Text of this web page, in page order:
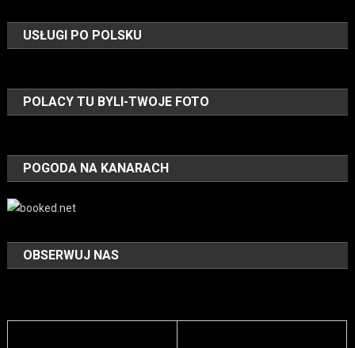
USŁUGI PO POLSKU
POLACY TU BYLI-TWOJE FOTO
POGODA NA KANARACH
OBSERWUJ NAS